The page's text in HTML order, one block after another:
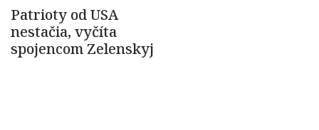
Patrioty od USA
nestačia, vyčíta
spojencom Zelenskyj